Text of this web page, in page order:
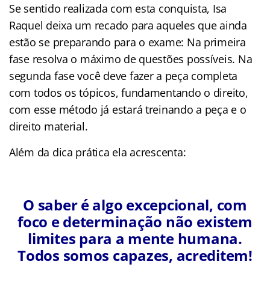
Se sentido realizada com esta conquista, Isa
Raquel deixa um recado para aqueles que ainda
estão se preparando para o exame: Na primeira
fase resolva o máximo de questões possíveis. Na
segunda fase você deve fazer a peça completa
com todos os tópicos, fundamentando o direito,
com esse método já estará treinando a peça e o
direito material.
Além da dica prática ela acrescenta:
O saber é algo excepcional, com
foco e determinação não existem
limites para a mente humana.
Todos somos capazes, acreditem!